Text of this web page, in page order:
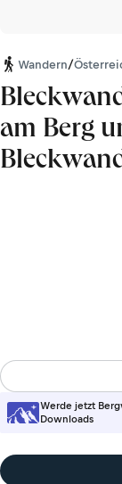
Wandern/
am Berg
Werde jetzt
Downloads